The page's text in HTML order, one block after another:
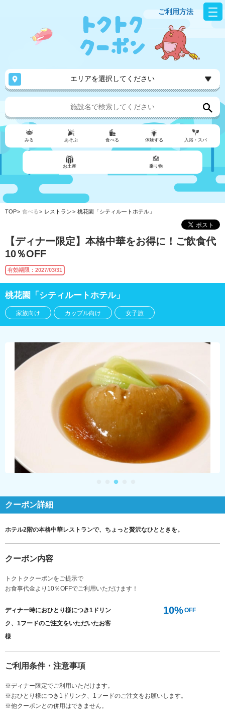
ご利用方法
エリアを選択してください
みる あそぶ 食べる 体験する 入浴・スパ
お土産 乗り物
TOP 食べる レストラン 桃花園「シティルートホテル」
【ディナー限定】本格中華をお得に！ご飲食代
10％OFF
有効期限：2027/03/31
桃花園「シティルートホテル」
家族向け カップル向け 女子旅
クーポン詳細
ホテル2階の本格中華レストランで、ちょっと贅沢なひとときを。
クーポン内容
トクトククーポンをご提示で
お食事代金より10％OFFでご利用いただけます！
ディナー時におひとり様につき1ドリン
ク、1フードのご注文をいただいたお客
様
10%OFF
ご利用条件・注意事項
※ディナー限定でご利用いただけます。
※おひとり様につき1ドリンク、1フードのご注文をお願いします。
※他クーポンとの併用はできません。